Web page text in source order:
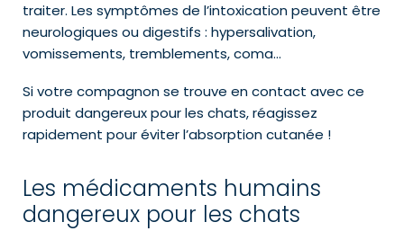
traiter. Les symptômes de l’intoxication peuvent être
neurologiques ou digestifs : hypersalivation,
vomissements, tremblements, coma…
Si votre compagnon se trouve en contact avec ce
produit dangereux pour les chats, réagissez
rapidement pour éviter l’absorption cutanée !
Les médicaments humains
dangereux pour les chats